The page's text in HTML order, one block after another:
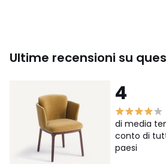
Ultime recensioni su
4
di media
conto di
paesi